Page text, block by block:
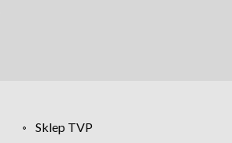
Sklep TVP